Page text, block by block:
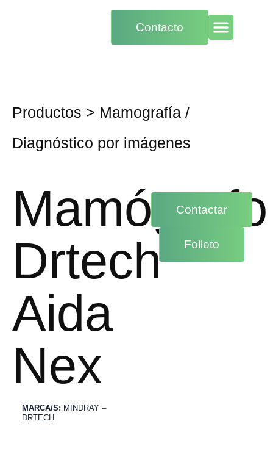
Contacto
Productos > Mamografía /
Diagnóstico por imágenes
Mamógrafo
Drtech
Aida
Nex
MARCA/S: MINDRAY –
DRTECH
Contactar
Folleto